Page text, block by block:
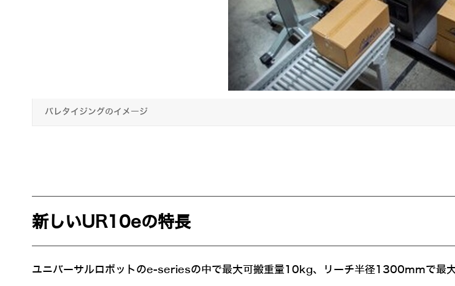
パレタイジングのイメージ
新しいUR10eの特長
ユニバーサルロボットのe-seriesの中で最大可搬重量10kg、リーチ半径1300mmで最